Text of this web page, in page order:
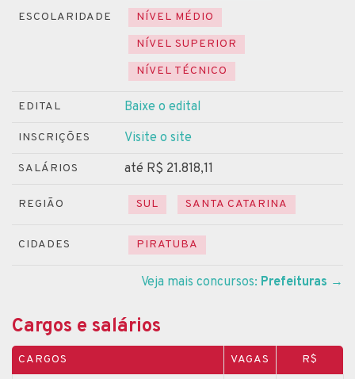
ESCOLARIDADE
NÍVEL MÉDIO
NÍVEL SUPERIOR
NÍVEL TÉCNICO
EDITAL Baixe o edital
INSCRIÇÕES Visite o site
SALÁRIOS até R$ 21.818,11
REGIÃO SUL SANTA CATARINA
CIDADES PIRATUBA
Veja mais concursos: Prefeituras →
Cargos e salários
CARGOS VAGAS R$